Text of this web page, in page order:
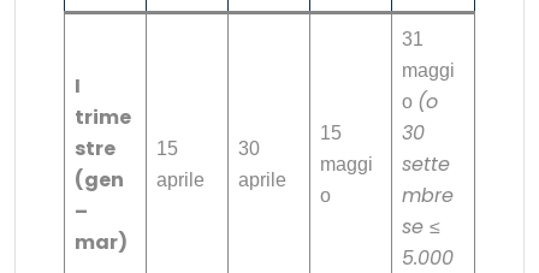
I
trime
stre
(gen
–
mar)
15
aprile
30
aprile
15
maggi
o
31
maggi
o (o
30
sette
mbre
se ≤
5.000